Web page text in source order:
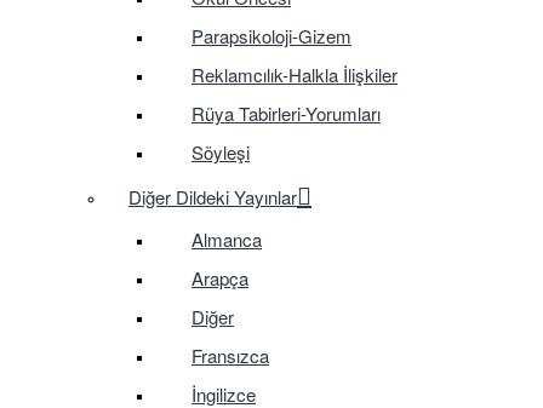
Parapsikoloji-Gizem
Reklamcılık-Halkla İlişkiler
Rüya Tabirleri-Yorumları
Söyleşi
Diğer Dildeki Yayınlar
Almanca
Arapça
Diğer
Fransızca
İngilizce